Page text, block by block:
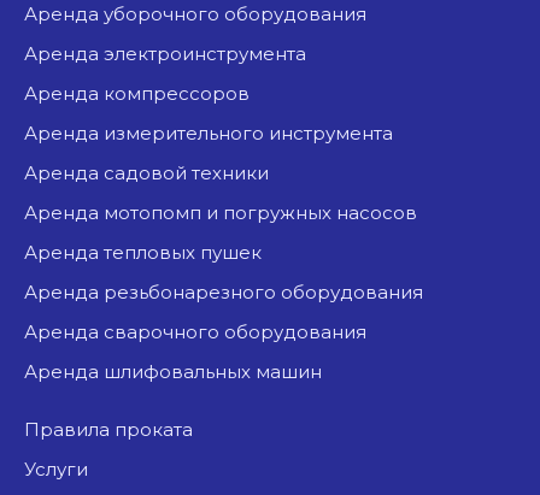
аренда уборочного оборудования
аренда электроинструмента
аренда компрессоров
аренда измерительного инструмента
аренда садовой техники
аренда мотопомп и погружных насосов
аренда тепловых пушек
аренда резьбонарезного оборудования
аренда сварочного оборудования
аренда шлифовальных машин
Правила проката
Услуги